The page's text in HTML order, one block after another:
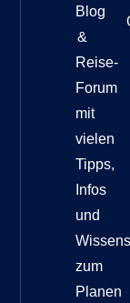
Blog
&
Reise-
Forum
mit
vielen
Tipps,
Infos
und
zum
Planen